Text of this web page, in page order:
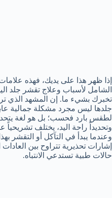
إذا ظهر هذا على يديك، فهذه
الشامل لأسباب وعلاج تقشر جلد
تخبرك بشيء ما. إن المشهد الذي
جلدها ليس مجرد مشكلة جمالية
لطقس بارد فحسب؛ بل هو لغة
وتحديداً راحة اليد، يختلف
وعندما يبدأ في التآكل أو التقشر
إشارات تحذيرية تتراوح بين العادات
حالات طبية تستدعي الانتباه.